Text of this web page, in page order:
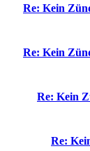
Re: Kein
Re: Kein
Re: Kein
Re: